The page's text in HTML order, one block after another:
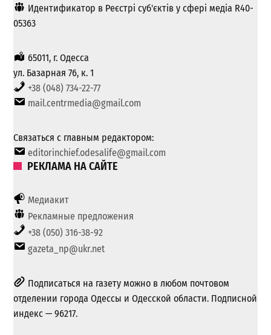
Идентификатор в Реєстрі суб'єктів у сфері медіа R40-
05363
65011, г. Одесса
ул. Базарная 76, к. 1
+38 (048) 734-22-77
mail.centrmedia@gmail.com
Связаться с главным редактором:
editorinchief.odesalife@gmail.com
РЕКЛАМА НА САЙТЕ
Медиакит
Рекламные предложения
+38 (050) 316-38-92
gazeta_np@ukr.net
Подписаться на газету можно в любом почтовом
отделении города Одессы и Одесской области. Подписной
индекс — 96217.